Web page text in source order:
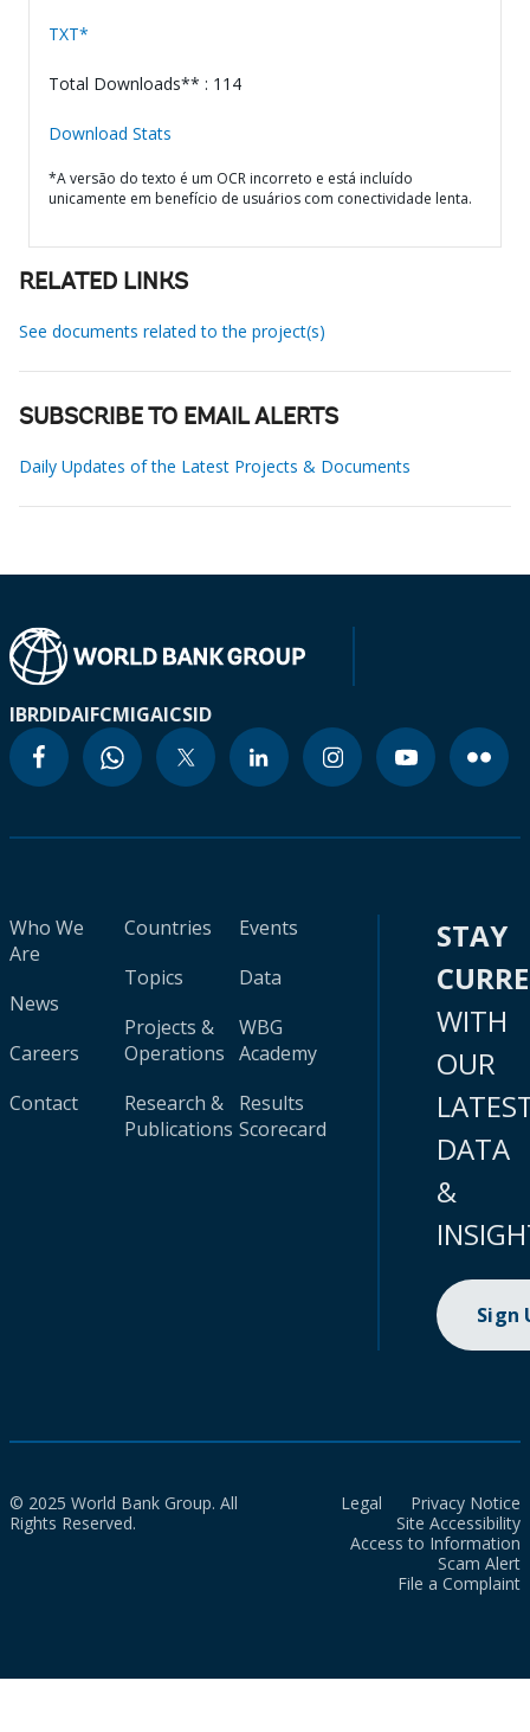
TXT*
Total Downloads** : 114
Download Stats
*A versão do texto é um OCR incorreto e está incluído
unicamente em benefício de usuários com conectividade lenta.
RELATED LINKS
See documents related to the project(s)
SUBSCRIBE TO EMAIL ALERTS
Daily Updates of the Latest Projects & Documents
IBRDIDAIFCMIGAICSID
Who We
Are
News
Careers
Contact
Countries
Topics
Projects &
Operations
Research &
Publications
Events
Data
WBG
Academy
Results
Scorecard
STAY
WITH
OUR
DATA
&
Sign
© 2025 World Bank Group. All
Rights Reserved.
Legal
Privacy Notice
Site Accessibility
Access to Information
Scam Alert
File a Complaint